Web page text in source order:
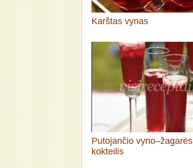
Karštas vynas
Putojančio vyno–žagarės
kokteilis